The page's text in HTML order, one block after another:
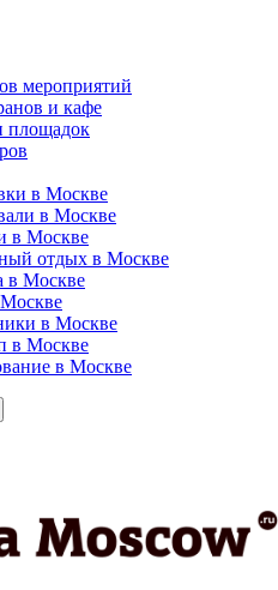
мероприятий
и кафе
площадок
в Москве
в Москве
в Москве
отдых в Москве
в Москве
в Москве
в Москве
в Москве